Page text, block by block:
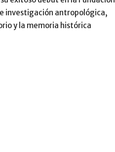
investigación antropológica,
y la memoria histórica